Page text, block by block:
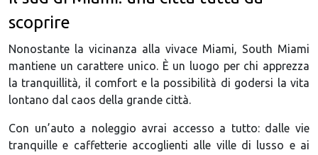
scoprire
Nonostante la vicinanza alla vivace Miami, South Miami
mantiene un carattere unico. È un luogo per chi apprezza
la tranquillità, il comfort e la possibilità di godersi la vita
lontano dal caos della grande città.
Con un’auto a noleggio avrai accesso a tutto: dalle vie
tranquille e caffetterie accoglienti alle ville di lusso e ai